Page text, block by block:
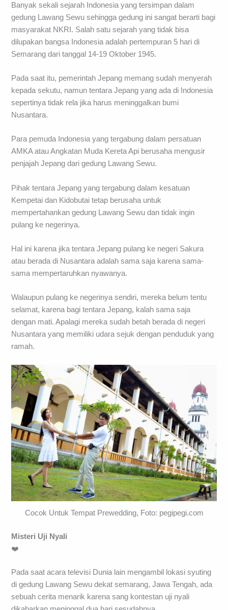
Banyak sekali sejarah Indonesia yang tersimpan dalam
gedung Lawang Sewu sehingga gedung ini sangat berarti bagi
masyarakat NKRI. Salah satu sejarah yang tidak bisa
dilupakan bangsa Indonesia adalah pertempuran 5 hari di
Semarang dari tanggal 14-19 Oktober 1945.
Pada saat itu, pemerintah Jepang memang sudah menyerah
kepada sekutu, namun tentara Jepang yang ada di Indonesia
sepertinya tidak rela jika harus meninggalkan bumi
Nusantara.
Para pemuda Indonesia yang tergabung dalam persatuan
AMKA atau Angkatan Muda Kereta Api berusaha mengusir
penjajah Jepang dari gedung Lawang Sewu.
Pihak tentara Jepang yang tergabung dalam kesatuan
Kempetai dan Kidobutai tetap berusaha untuk
mempertahankan gedung Lawang Sewu dan tidak ingin
pulang ke negerinya.
Hal ini karena jika tentara Jepang pulang ke negeri Sakura
atau berada di Nusantara adalah sama saja karena sama-
sama mempertaruhkan nyawanya.
Walaupun pulang ke negerinya sendiri, mereka belum tentu
selamat, karena bagi tentara Jepang, kalah sama saja
dengan mati. Apalagi mereka sudah betah berada di negeri
Nusantara yang memiliki udara sejuk dengan penduduk yang
ramah.
Cocok Untuk Tempat Prewedding, Foto: pegipegi.com
Misteri Uji Nyali
❤️
Pada saat acara televisi Dunia lain mengambil lokasi syuting
di gedung Lawang Sewu dekat semarang, Jawa Tengah, ada
sebuah cerita menarik karena sang kontestan uji nyali